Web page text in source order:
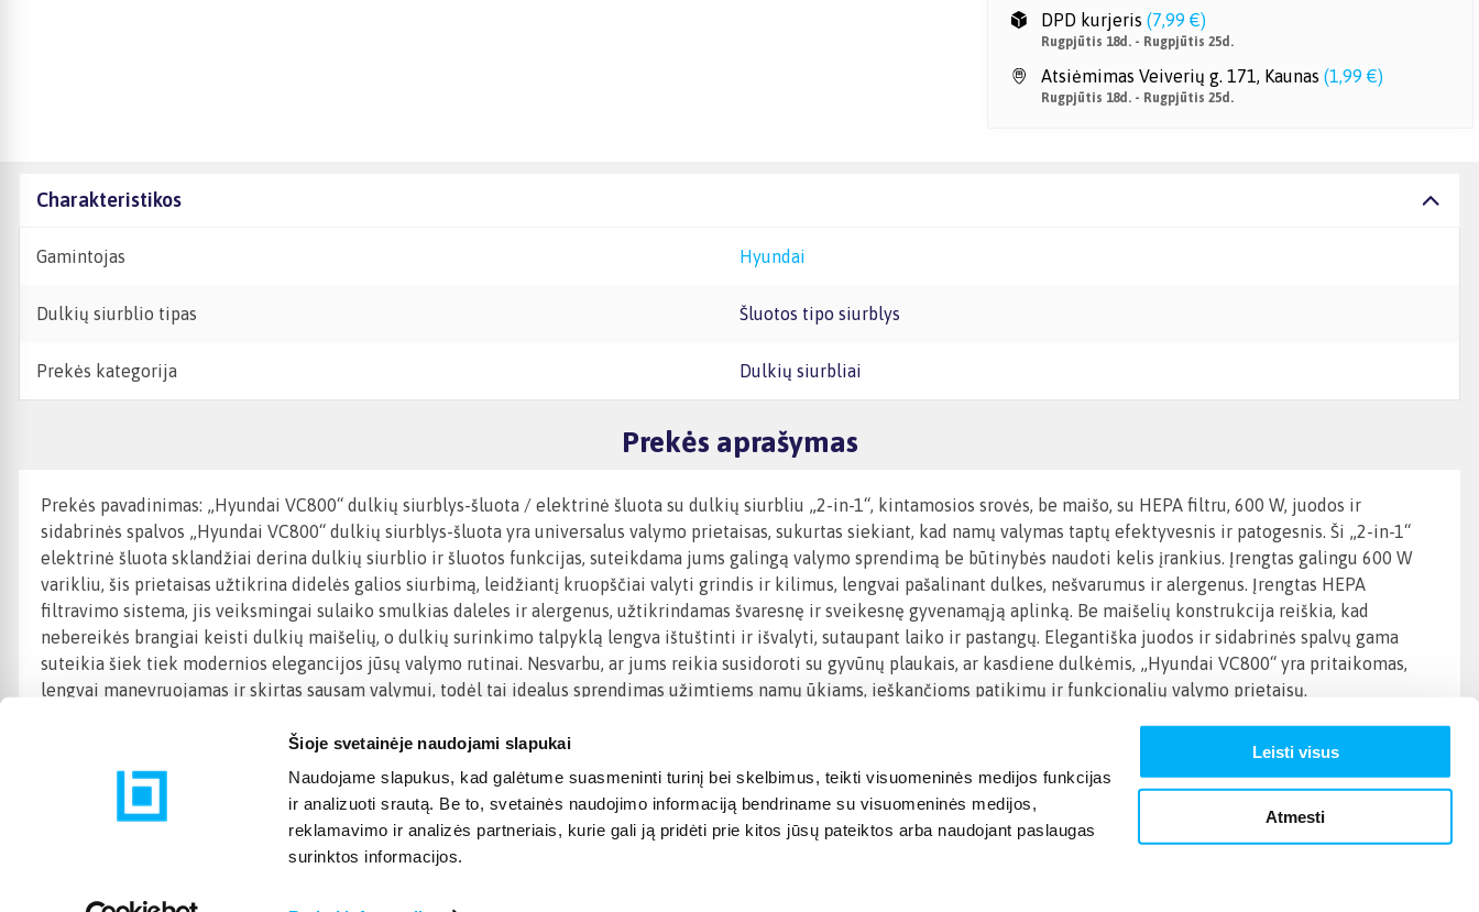
Šioje svetainėje naudojami slapukai
Naudojame slapukus, kad galėtume suasmeninti turinį bei skelbimus, teikti visuomeninės medijos funkcijas
ir analizuoti srautą. Be to, svetainės naudojimo informaciją bendriname su visuomeninės medijos,
reklamavimo ir analizės partneriais, kurie gali ją pridėti prie kitos jūsų pateiktos arba naudojant paslaugas
surinktos informacijos.
Leisti visus
Atmesti
DPD kurjeris (7,99 €)
Rugpjūtis 18d. - Rugpjūtis 25d.
Atsiėmimas Veiverių g. 171, Kaunas (1,99 €)
Rugpjūtis 18d. - Rugpjūtis 25d.
Charakteristikos
Gamintojas Hyundai
Dulkių siurblio tipas Šluotos tipo siurblys
Prekės kategorija Dulkių siurbliai
Prekės aprašymas
Prekės pavadinimas: „Hyundai VC800“ dulkių siurblys-šluota / elektrinė šluota su dulkių siurbliu „2-in-1“, kintamosios srovės, be maišo, su HEPA filtru, 600 W, juodos ir
sidabrinės spalvos „Hyundai VC800“ dulkių siurblys-šluota yra universalus valymo prietaisas, sukurtas siekiant, kad namų valymas taptų efektyvesnis ir patogesnis. Ši „2-in-1“
elektrinė šluota sklandžiai derina dulkių siurblio ir šluotos funkcijas, suteikdama jums galingą valymo sprendimą be būtinybės naudoti kelis įrankius. Įrengtas galingu 600 W
varikliu, šis prietaisas užtikrina didelės galios siurbimą, leidžiantį kruopščiai valyti grindis ir kilimus, lengvai pašalinant dulkes, nešvarumus ir alergenus. Įrengtas HEPA
filtravimo sistema, jis veiksmingai sulaiko smulkias daleles ir alergenus, užtikrindamas švaresnę ir sveikesnę gyvenamąją aplinką. Be maišelių konstrukcija reiškia, kad
nebereikės brangiai keisti dulkių maišelių, o dulkių surinkimo talpyklą lengva ištuštinti ir išvalyti, sutaupant laiko ir pastangų. Elegantiška juodos ir sidabrinės spalvų gama
suteikia šiek tiek modernios elegancijos jūsų valymo rutinai. Nesvarbu, ar jums reikia susidoroti su gyvūnų plaukais, ar kasdiene dulkėmis, „Hyundai VC800“ yra pritaikomas,
lengvai manevruojamas ir skirtas sausam valymui, todėl tai idealus sprendimas užimtiems namų ūkiams, ieškančioms patikimų ir funkcionalių valymo prietaisų.